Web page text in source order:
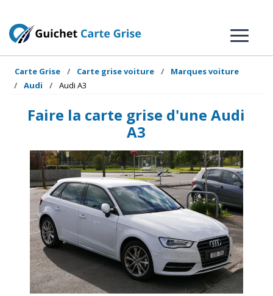
Carte Grise Carte grise voiture
Marques voiture
Audi
Audi A3
Faire la carte grise d'une Audi
A3